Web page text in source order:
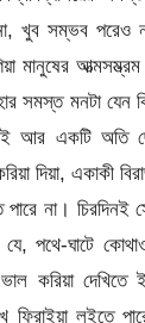
খুব সম্ভব পরেও
মানুষের আত্মসম্ভ্রম
সমস্ত মনটা
আর একটি অতি
দিয়া, একাকী
পারে না। চিরদিনই
পথে-ঘাটে
করিয়া দেখিতে
লইতে